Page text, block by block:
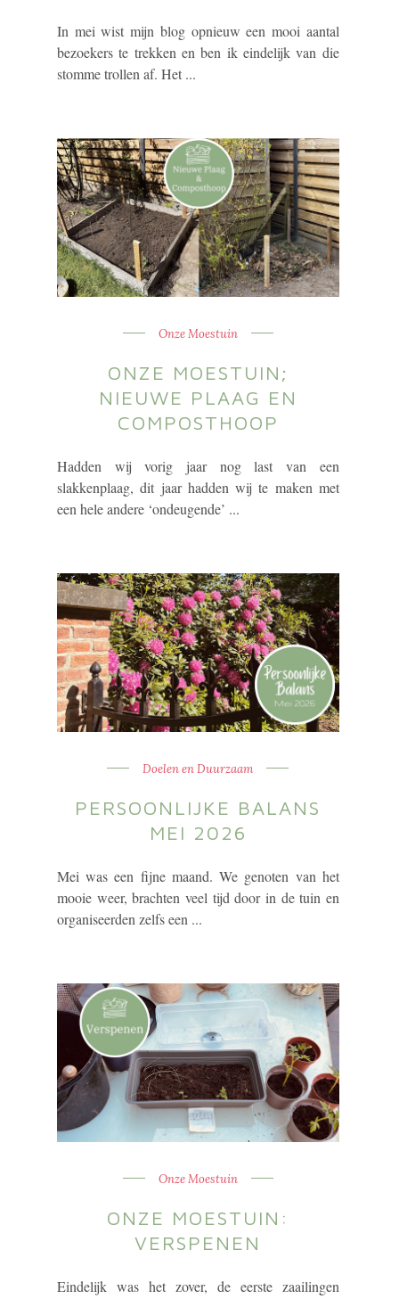
In mei wist mijn blog opnieuw een mooi aantal
bezoekers te trekken en ben ik eindelijk van die
stomme trollen af. Het ...
Onze Moestuin
ONZE MOESTUIN;
NIEUWE PLAAG EN
COMPOSTHOOP
Hadden wij vorig jaar nog last van een
slakkenplaag, dit jaar hadden wij te maken met
een hele andere ‘ondeugende’ ...
Doelen en Duurzaam
PERSOONLIJKE BALANS
MEI 2026
Mei was een fijne maand. We genoten van het
mooie weer, brachten veel tijd door in de tuin en
organiseerden zelfs een ...
Onze Moestuin
ONZE MOESTUIN:
VERSPENEN
Eindelijk was het zover, de eerste zaailingen